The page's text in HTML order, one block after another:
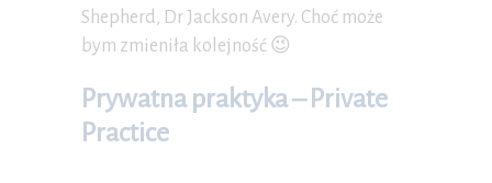
Shepherd, Dr Jackson Avery. Choć może
bym zmieniła kolejność 😉
Prywatna praktyka – Private
Practice